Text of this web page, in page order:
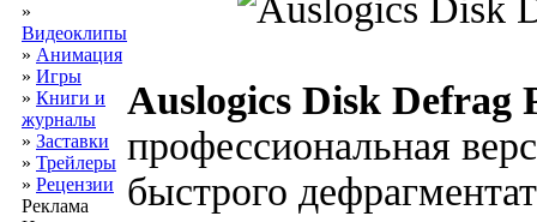
»
Видеоклипы
» Анимация
» Игры
» Книги и
журналы
» Заставки
» Трейлеры
» Рецензии
Реклама
Auslogics Disk Defrag
профессиональная
быстрого